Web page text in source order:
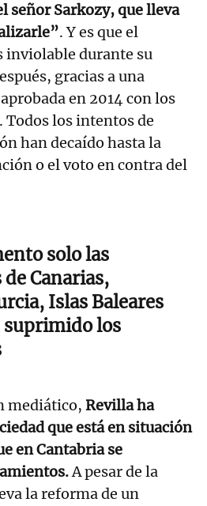
señor Sarkozy, que lleva
. Y es que el
inviolable durante su
gracias a una
en 2014 con los
Todos los intentos de
han decaído hasta la
o el voto en contra del
solo las
Canarias,
Islas Baleares
suprimido los
mediático, Revilla ha
que está en situación
en Cantabria se
A pesar de la
la reforma de un